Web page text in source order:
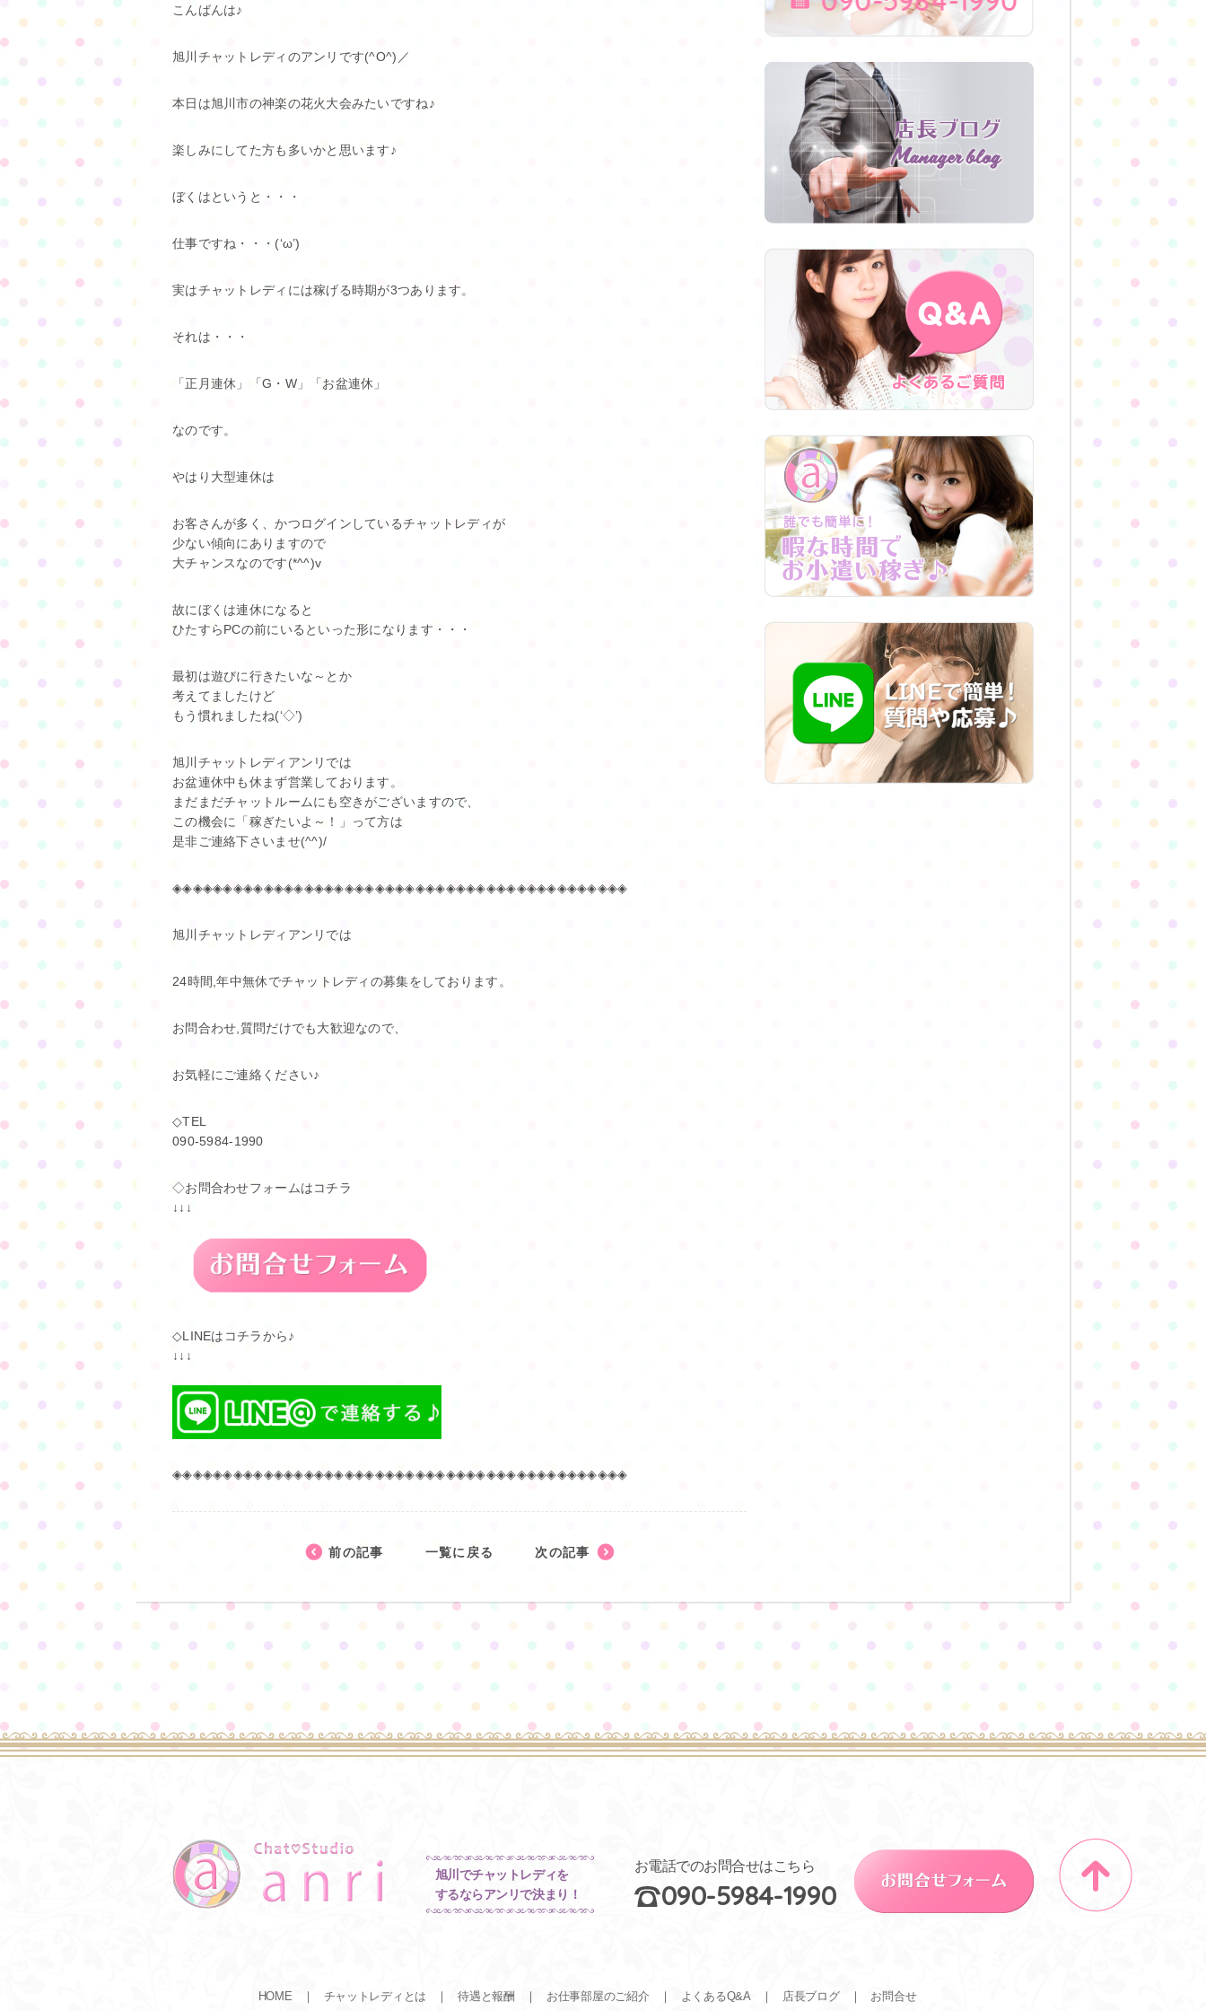
こんばんは♪
旭川チャットレディのアンリです(^O^)／
本日は旭川市の神楽の花火大会みたいですね♪
楽しみにしてた方も多いかと思います♪
ぼくはというと・・・
仕事ですね・・・(‘ω’)
実はチャットレディには稼げる時期が3つあります。
それは・・・
「正月連休」「G・W」「お盆連休」
なのです。
やはり大型連休は
お客さんが多く、かつログインしているチャットレディが
少ない傾向にありますので
大チャンスなのです(*^^)v
故にぼくは連休になると
ひたすらPCの前にいるといった形になります・・・
最初は遊びに行きたいな～とか
考えてましたけど
もう慣れましたね(‘◇’)ゞ
旭川チャットレディアンリでは
お盆連休中も休まず営業しております。
まだまだチャットルームにも空きがございますので、
この機会に「稼ぎたいよ～！」って方は
是非ご連絡下さいませ(^^)/
◈◈◈◈◈◈◈◈◈◈◈◈◈◈◈◈◈◈◈◈◈◈◈◈◈◈◈◈◈◈◈◈◈◈◈◈◈◈◈◈◈◈◈◈◈
旭川チャットレディアンリでは
24時間,年中無休でチャットレディの募集をしております。
お問合わせ,質問だけでも大歓迎なので、
お気軽にご連絡ください♪
◇TEL
090-5984-1990
◇お問合わせフォームはコチラ
↓↓↓
◇LINEはコチラから♪
↓↓↓
◈◈◈◈◈◈◈◈◈◈◈◈◈◈◈◈◈◈◈◈◈◈◈◈◈◈◈◈◈◈◈◈◈◈◈◈◈◈◈◈◈◈◈◈◈
前の記事 一覧に戻る 次の記事
旭川でチャットレディを
するならアンリで決まり！
お電話でのお問合せはこちら
090-5984-1990
HOME チャットレディとは 待遇と報酬 お仕事部屋のご紹介 よくあるQ&A 店長ブログ お問合せ